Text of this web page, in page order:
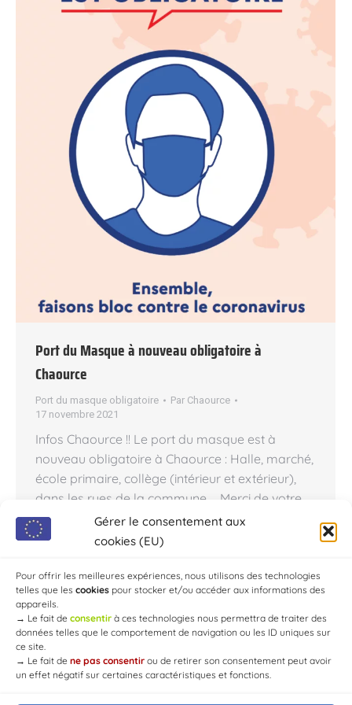
Gérer le consentement aux
cookies (EU)
Pour offrir les meilleures expériences, nous utilisons des technologies
telles que les cookies pour stocker et/ou accéder aux informations des
appareils.
→ Le fait de consentir à ces technologies nous permettra de traiter des
données telles que le comportement de navigation ou les ID uniques sur
ce site.
→ Le fait de ne pas consentir ou de retirer son consentement peut avoir
un effet négatif sur certaines caractéristiques et fonctions.
Port du Masque à nouveau obligatoire à
Chaource
Port du masque obligatoire Par Chaource
17 novembre 2021
Infos Chaource !! Le port du masque est à
nouveau obligatoire à Chaource : Halle, marché,
école primaire, collège (intérieur et extérieur),
dans les rues de la commune … Merci de votre
compréhension à tous… Rappel : Port du
masque – Vaccination Reconduction de
lieux du département de…